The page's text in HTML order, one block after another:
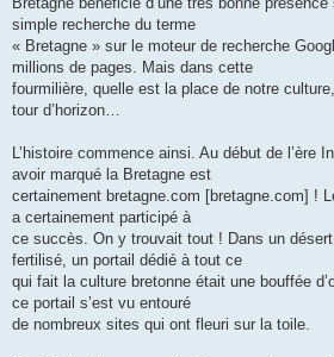
simple recherche du terme
« Bretagne » sur le moteur de recherche
millions de pages. Mais dans cette
fourmilière, quelle est la place de notre
tour d’horizon…
L’histoire commence ainsi. Au début de l’ère
avoir marqué la Bretagne est
certainement bretagne.com [bretagne.com] !
a certainement participé à
ce succès. On y trouvait tout ! Dans un
fertilisé, un portail dédié à tout ce
qui fait la culture bretonne était une bouffée
ce portail s’est vu entouré
de nombreux sites qui ont fleuri sur la toile.